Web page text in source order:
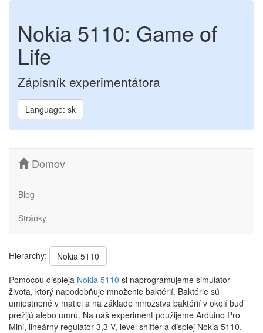
Nokia 5110: Game of
Life
Zápisník experimentátora
Language: sk
Domov
Blog
Stránky
Hierarchy:
Nokia 5110
Pomocou displeja Nokia 5110 si naprogramujeme simulátor
života, ktorý napodobňuje množenie baktérií. Baktérie sú
umiestnené v matici a na základe množstva baktérií v okolí buď
prežijú alebo umrú. Na náš experiment použijeme Arduino Pro
Mini, lineárny regulátor 3,3 V, level shifter a displej Nokia 5110.